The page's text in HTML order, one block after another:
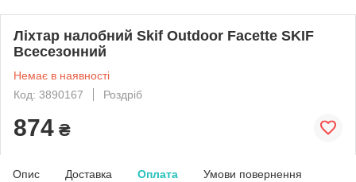
Ліхтар налобний Skif Outdoor Facette SKIF
Всесезонний
Немає в наявності
Код: 3890167
Роздріб
874 ₴
Опис Доставка Оплата Умови повернення